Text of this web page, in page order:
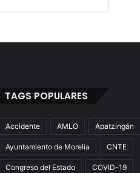
TAGS POPULARES
Accidente AMLO Apatzingán
Ayuntamiento de Morelia CNTE
Congreso del Estado COVID-19